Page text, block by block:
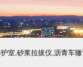
室,砂浆拉拔仪,沥青车